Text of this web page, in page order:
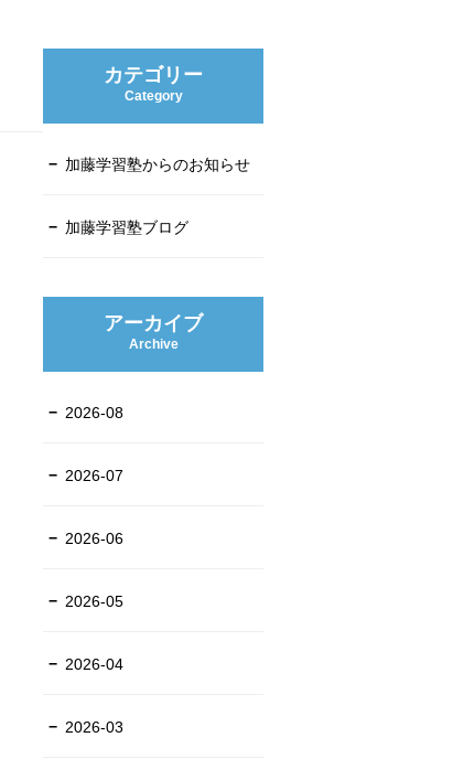
カテゴリー
Category
加藤学習塾からのお知らせ
加藤学習塾ブログ
アーカイブ
Archive
2026-08
2026-07
2026-06
2026-05
2026-04
2026-03